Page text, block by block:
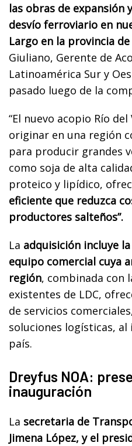
las obras de expansión
desvío ferroviario en
Largo en la provincia de
Giuliano, Gerente de
Latinoamérica Sur y
pasado luego de la
“El nuevo acopio Río
originar en una región
para producir grandes
como soja de alta
proteico y lipídico,
eficiente que reduzca
productores salteños”.
La adquisición incluye
equipo comercial cuya
región, combinada con
existentes de LDC,
de servicios
soluciones logísticas,
país.
Dreyfus NOA:
inauguración
La secretaria de
Jimena López, y el